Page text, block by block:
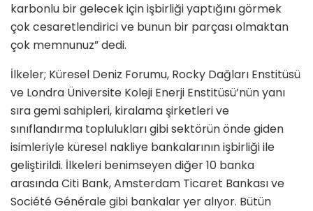
karbonlu bir gelecek için işbirliği yaptığını görmek
çok cesaretlendirici ve bunun bir parçası olmaktan
çok memnunuz” dedi.
İlkeler; Küresel Deniz Forumu, Rocky Dağları Enstitüsü
ve Londra Üniversite Koleji Enerji Enstitüsü’nün yanı
sıra gemi sahipleri, kiralama şirketleri ve
sınıflandırma toplulukları gibi sektörün önde giden
isimleriyle küresel nakliye bankalarının işbirliği ile
geliştirildi. İlkeleri benimseyen diğer 10 banka
arasında Citi Bank, Amsterdam Ticaret Bankası ve
Société Générale gibi bankalar yer alıyor. Bütün